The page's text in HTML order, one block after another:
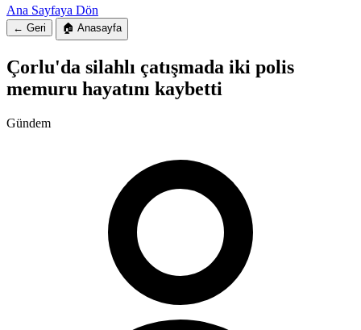
Ana Sayfaya Dön
← Geri 🏠 Anasayfa
Çorlu'da silahlı çatışmada iki polis
memuru hayatını kaybetti
Gündem